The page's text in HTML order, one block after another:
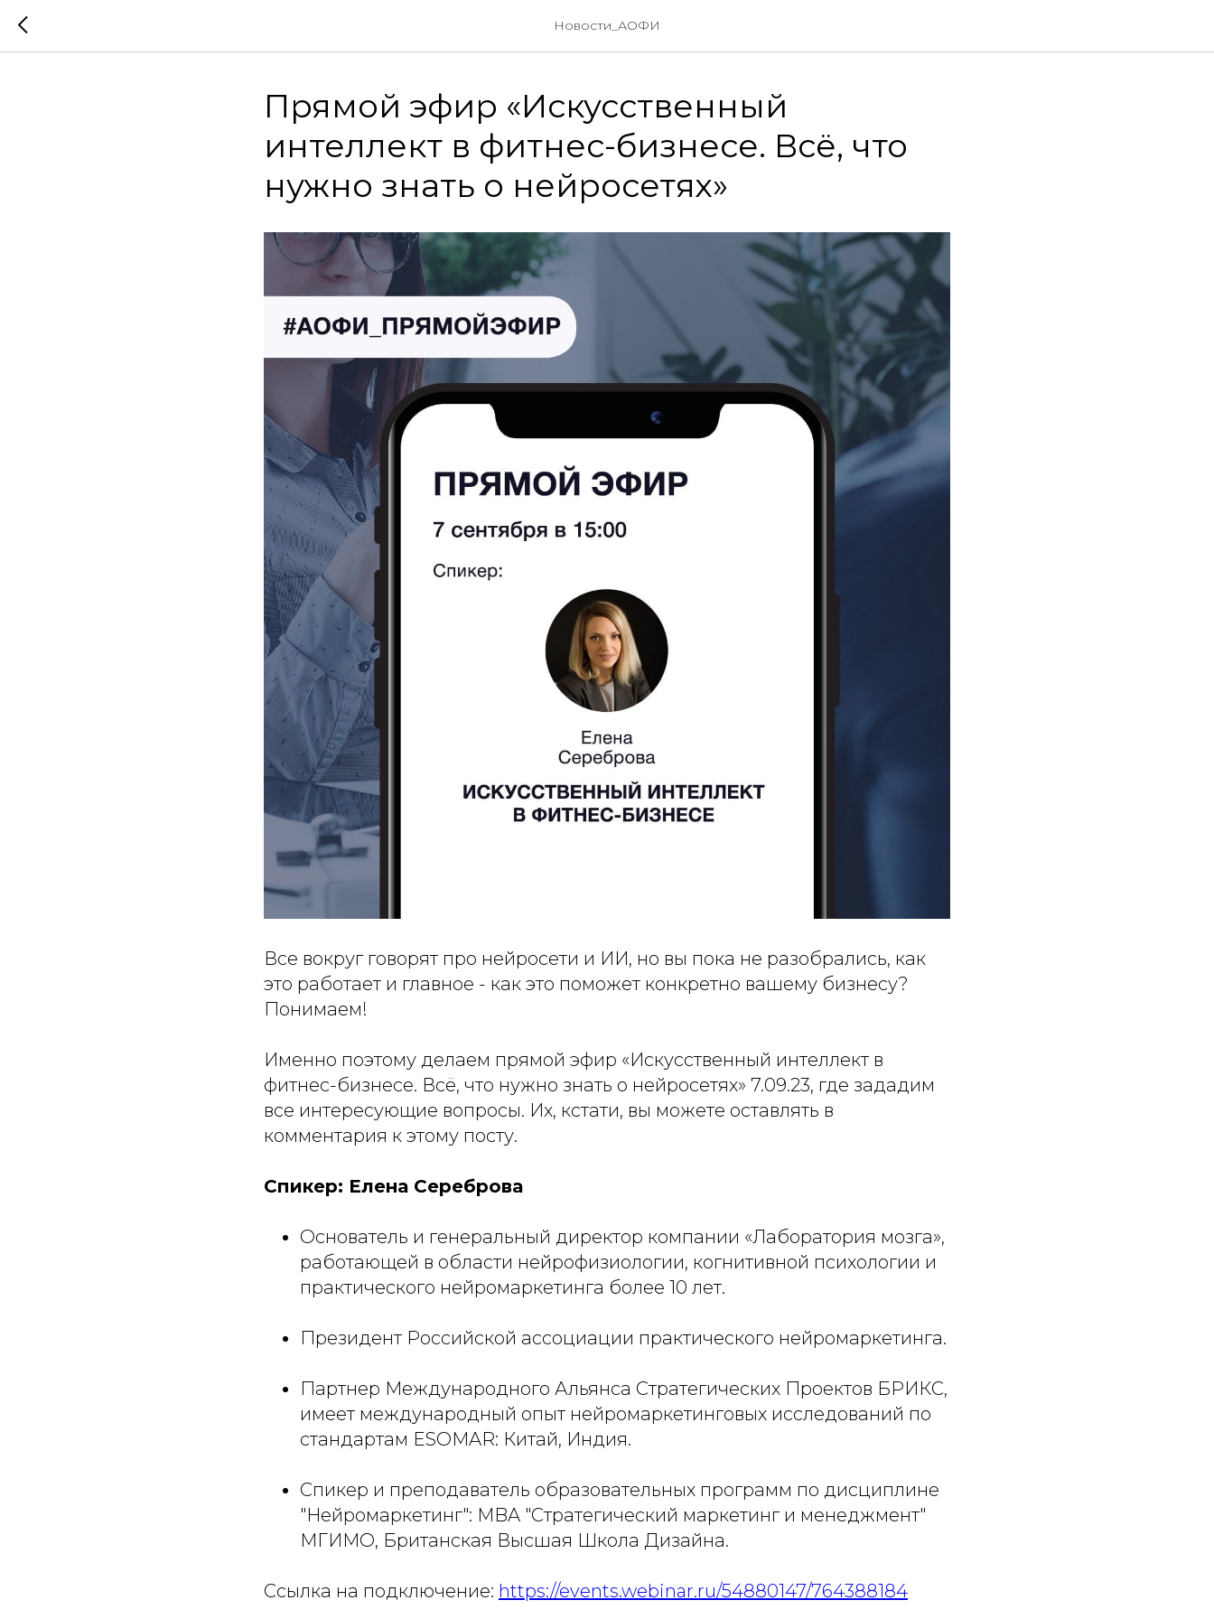
Новости_АОФИ
Прямой эфир «Искусственный
интеллект в фитнес-бизнесе. Всё, что
нужно знать о нейросетях»
Все вокруг говорят про нейросети и ИИ, но вы пока не разобрались, как
это работает и главное - как это поможет конкретно вашему бизнесу?
Понимаем!
Именно поэтому делаем прямой эфир «Искусственный интеллект в
фитнес-бизнесе. Всё, что нужно знать о нейросетях» 7.09.23, где зададим
все интересующие вопросы. Их, кстати, вы можете оставлять в
комментария к этому посту.
Спикер: Елена Сереброва
Основатель и генеральный директор компании «Лаборатория мозга»,
работающей в области нейрофизиологии, когнитивной психологии и
практического нейромаркетинга более 10 лет.
Президент Российской ассоциации практического нейромаркетинга.
Партнер Международного Альянса Стратегических Проектов БРИКС,
имеет международный опыт нейромаркетинговых исследований по
стандартам ESOMAR: Китай, Индия.
Спикер и преподаватель образовательных программ по дисциплине
"Нейромаркетинг": MBA "Стратегический маркетинг и менеджмент"
МГИМО, Британская Высшая Школа Дизайна.
Ссылка на подключение: https://events.webinar.ru/54880147/764388184